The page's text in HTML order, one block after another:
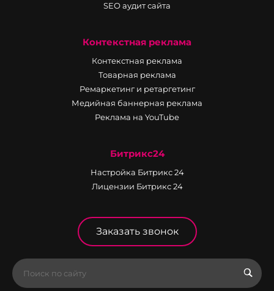
SEO аудит сайта
Контекстная реклама
Контекстная реклама
Товарная реклама
Ремаркетинг и ретаргетинг
Медийная баннерная реклама
Реклама на YouTube
Битрикс24
Настройка Битрикс 24
Лицензии Битрикс 24
Заказать звонок